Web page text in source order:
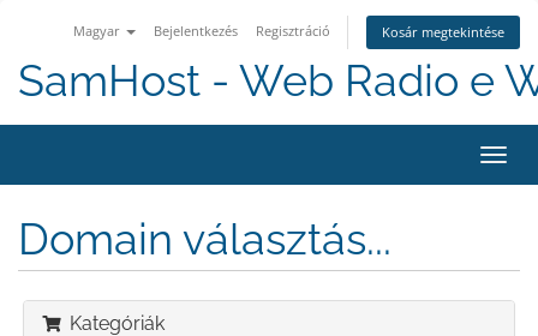
Magyar Bejelentkezés Regisztráció Kosár megtekintése
SamHost - Web Radio e
a
Domain választás...
Kategóriák